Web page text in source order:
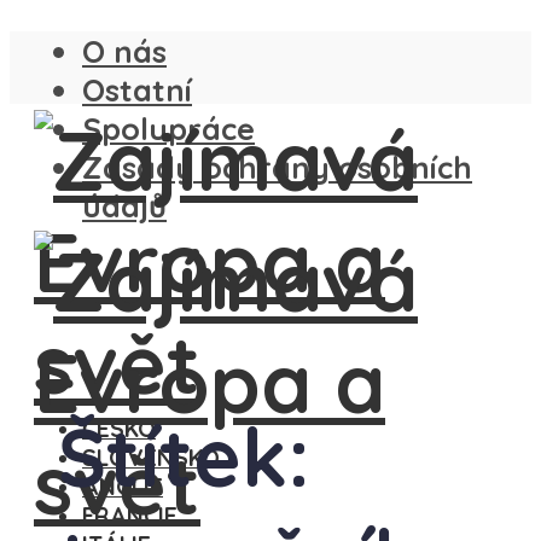
O nás
Ostatní
Spolupráce
Zásady ochrany osobních
údajů
ČESKO
SLOVENSKO
ANGLIE
FRANCIE
Štítek: